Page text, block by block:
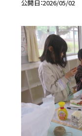
公開日 2026/05/02